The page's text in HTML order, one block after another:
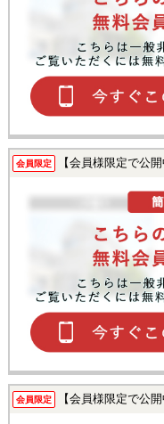
会員限定 【会員様限定で公開
会員限定 【会員様限定で公開